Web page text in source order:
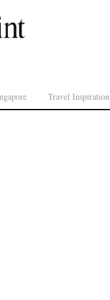
Travel Inspiration